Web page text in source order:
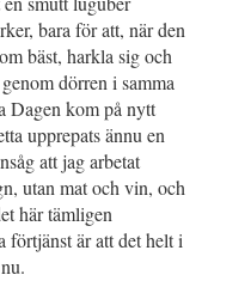
bara för att, när den
bäst, harkla sig och
dörren i samma
Dagen kom på nytt
upprepats ännu en
att jag arbetat
utan mat och vin, och
här tämligen
förtjänst är att det helt i